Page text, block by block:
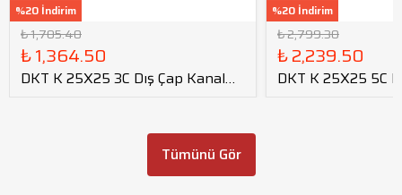
%20 İndirim
₺ 1,705.40
₺ 1,364.50
DKT K 25X25 3C Dış Çap Kanal
%20 İndirim
₺ 2,799.30
₺ 2,239.50
DKT K 25X25 5C
Tümünü Gör